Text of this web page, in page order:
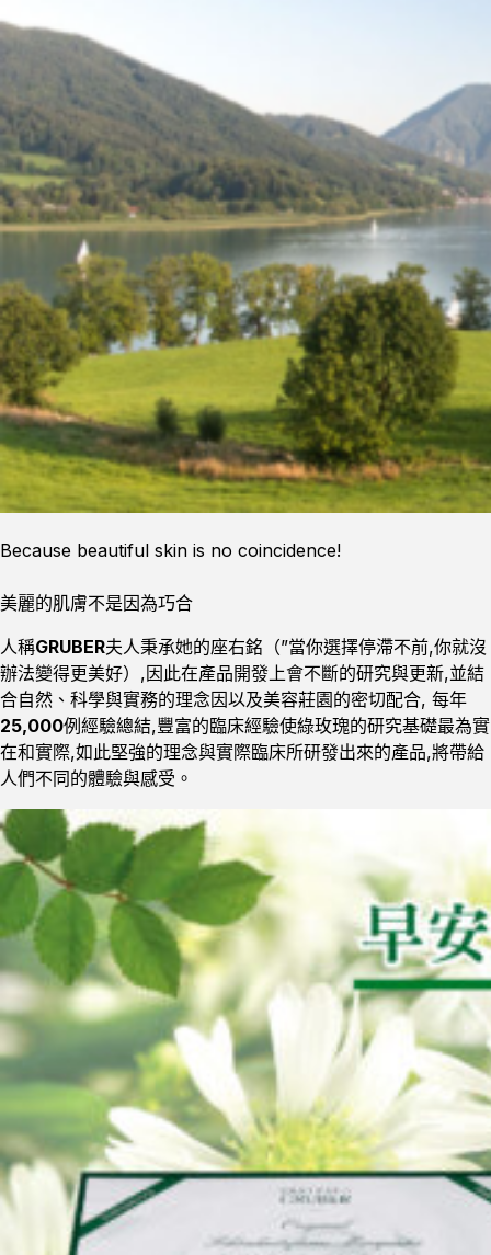
Because beautiful skin is no coincidence!
美麗的肌膚不是因為巧合
人稱GRUBER夫人秉承她的座右銘（”當你選擇停滯不前,你就沒
辦法變得更美好）,因此在產品開發上會不斷的研究與更新,並結
合自然、科學與實務的理念因以及美容莊園的密切配合, 每年
25,000例經驗總結,豐富的臨床經驗使綠玫瑰的研究基礎最為實
在和實際,如此堅強的理念與實際臨床所研發出來的產品,將帶給
人們不同的體驗與感受。